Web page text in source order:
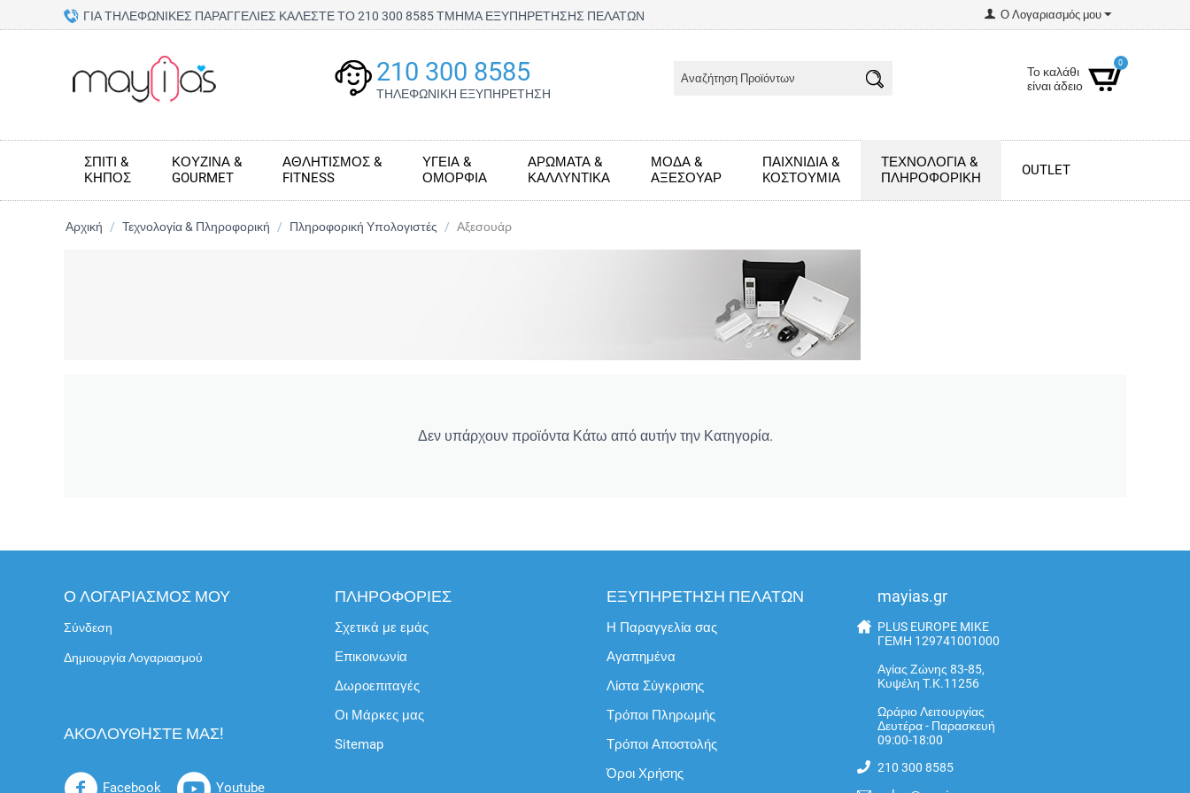
ΓΙΑ ΤΗΛΕΦΩΝΙΚΕΣ ΠΑΡΑΓΓΕΛΙΕΣ ΚΑΛΕΣΤΕ ΤΟ 210 300 8585 ΤΜΗΜΑ ΕΞΥΠΗΡΕΤΗΣΗΣ ΠΕΛΑΤΩΝ Ο Λογαριασμός μου
210 300 8585
ΤΗΛΕΦΩΝΙΚΗ ΕΞΥΠΗΡΕΤΗΣΗ
Το καλάθι
είναι άδειο
0
ΣΠΊΤΙ &
ΚΉΠΟΣ
ΚΟΥΖΊΝΑ &
GOURMET
ΑΘΛΗΤΙΣΜΌΣ &
FITNESS
ΥΓΕΊΑ &
ΟΜΟΡΦΙΆ
ΑΡΏΜΑΤΑ &
ΚΑΛΛΥΝΤΙΚΆ
ΜΌΔΑ &
ΑΞΕΣΟΥΆΡ
ΠΑΙΧΝΊΔΙΑ &
KΟΣΤΟΎΜΙΑ
ΤΕΧΝΟΛΟΓΊΑ &
ΠΛΗΡΟΦΟΡΙΚΉ
OUTLET
Αρχική / Τεχνολογία & Πληροφορική / Πληροφορική Υπολογιστές / Αξεσουάρ
Δεν υπάρχουν προϊόντα Κάτω από αυτήν την Κατηγορία.
Ο ΛΟΓΑΡΙΑΣΜΟΣ ΜΟΥ
Σύνδεση
Δημιουργία Λογαριασμού
ΑΚΟΛΟΥΘHΣΤΕ ΜΑΣ!
Facebook Youtube
ΠΛΗΡΟΦΟΡΙΕΣ
Σχετικά με εμάς
Επικοινωνία
Δωροεπιταγές
Οι Μάρκες μας
Sitemap
ΕΞΥΠΗΡΕΤΗΣΗ ΠΕΛΑΤΩΝ
Η Παραγγελία σας
Αγαπημένα
Λίστα Σύγκρισης
Τρόποι Πληρωμής
Τρόποι Αποστολής
Όροι Χρήσης
mayias.gr
PLUS EUROPE MIKE
ΓΕΜΗ 129741001000
Αγίας Ζώνης 83-85,
Κυψέλη T.K.11256
Ωράριο Λειτουργίας
Δευτέρα - Παρασκευή
09:00-18:00
210 300 8585